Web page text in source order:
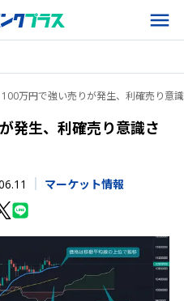
万円で強い売りが発生、利確売り意
発生、利確売り意識さ
マーケット情報